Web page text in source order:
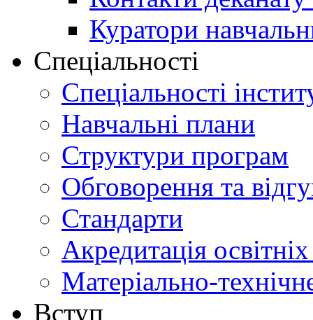
Куратори
Спеціальності
Спеціальності
Навчальні плани
Структури програм
Обговорення та
Стандарти
Акредитація
Матеріально-
Вступ